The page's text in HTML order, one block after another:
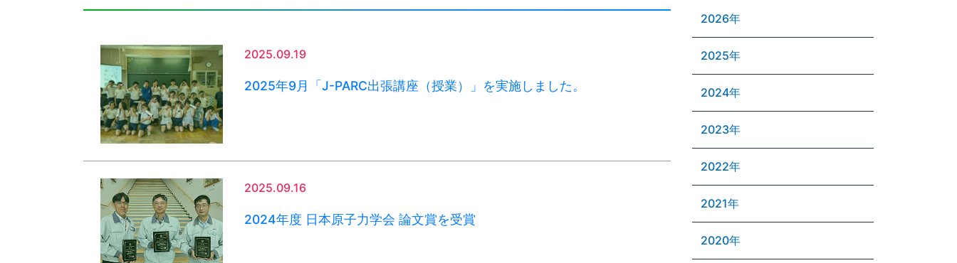
2025.09.19
2025年9月「J-PARC出張講座（授業）」を実施しました。
2025.09.16
2024年度 日本原子力学会 論文賞を受賞
2026年
2025年
2024年
2023年
2022年
2021年
2020年